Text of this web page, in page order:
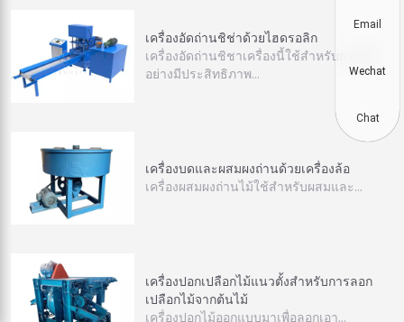
เครื่องอัดถ่านชิช่าด้วยไฮดรอลิก
เครื่องอัดถ่านชิชาเครื่องนี้ใช้สำหรับการอัด
อย่างมีประสิทธิภาพ…
เครื่องบดและผสมผงถ่านด้วยเครื่องล้อ
เครื่องผสมผงถ่านไม้ใช้สำหรับผสมและ…
เครื่องปอกเปลือกไม้แนวตั้งสำหรับการลอก
เปลือกไม้จากต้นไม้
เครื่องปอกไม้ออกแบบมาเพื่อลอกเอา…
Email
Wechat
Chat